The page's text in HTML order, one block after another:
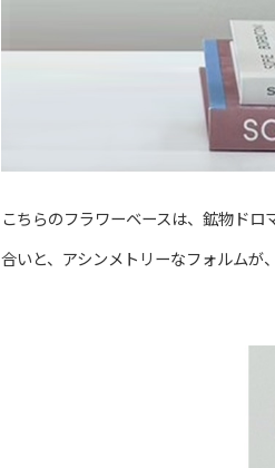
こちらのフラワーベースは、鉱物ド
合いと、アシンメトリーなフォルムが